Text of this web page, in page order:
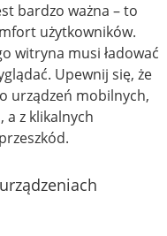
bardzo ważna – to
użytkowników.
witryna musi ładować
Upewnij się, że
urządzeń mobilnych,
z klikalnych